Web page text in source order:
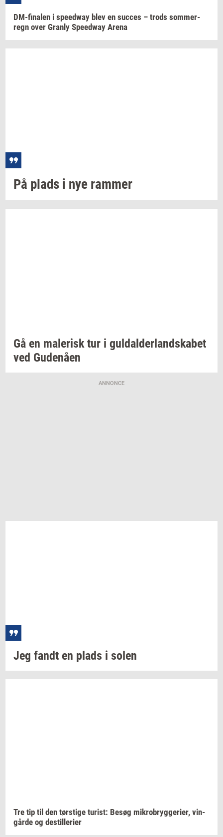
DM-​finalen i spe­edway blev en suc­ces – trods som­mer­
regn over Gran­ly Spe­edway Arena
På plads i nye ram­mer
Gå en ma­le­risktur i gul­dal­der­land­ska­bet
ved Gu­denå­en
ANNONCE
Jeg fandt en plads i solen
Tre tip til den tørsti­ge turist: Besøg mi­kro­bryg­ge­ri­er, vin­
går­de og destil­le­ri­er